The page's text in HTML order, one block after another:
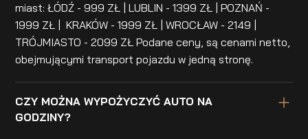
miast: ŁÓDŹ - 999 ZŁ | LUBLIN - 1399 ZŁ | POZNAŃ -
1999 ZŁ | KRAKÓW - 1999 ZŁ | WROCŁAW - 2149 |
TRÓJMIASTO - 2099 ZŁ Podane ceny, są cenami netto,
obejmującymi transport pojazdu w jedną stronę.
CZY MOŻNA WYPOŻYCZYĆ AUTO NA
GODZINY?